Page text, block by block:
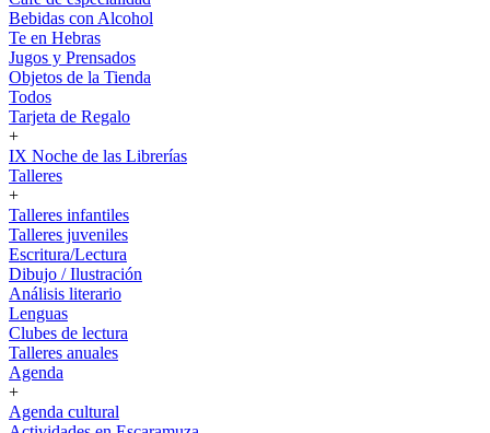
Bebidas con Alcohol
Te en Hebras
Jugos y Prensados
Objetos de la Tienda
Todos
Tarjeta de Regalo
+
IX Noche de las Librerías
Talleres
+
Talleres infantiles
Talleres juveniles
Escritura/Lectura
Dibujo / Ilustración
Análisis literario
Lenguas
Clubes de lectura
Talleres anuales
Agenda
+
Agenda cultural